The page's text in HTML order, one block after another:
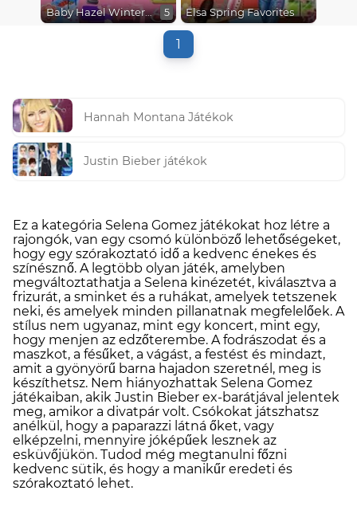
Baby Hazel Winter Fashion 5 Elsa Spring Favorites
1
Hannah Montana Játékok
Justin Bieber játékok
Ez a kategória Selena Gomez játékokat hoz létre a
rajongók, van egy csomó különböző lehetőségeket,
hogy egy szórakoztató idő a kedvenc énekes és
színésznő. A legtöbb olyan játék, amelyben
megváltoztathatja a Selena kinézetét, kiválasztva a
frizurát, a sminket és a ruhákat, amelyek tetszenek
neki, és amelyek minden pillanatnak megfelelőek. A
stílus nem ugyanaz, mint egy koncert, mint egy,
hogy menjen az edzőterembe. A fodrászodat és a
maszkot, a fésűket, a vágást, a festést és mindazt,
amit a gyönyörű barna hajadon szeretnél, meg is
készíthetsz. Nem hiányozhattak Selena Gomez
játékaiban, akik Justin Bieber ex-barátjával jelentek
meg, amikor a divatpár volt. Csókokat játszhatsz
anélkül, hogy a paparazzi látná őket, vagy
elképzelni, mennyire jóképűek lesznek az
esküvőjükön. Tudod még megtanulni főzni
kedvenc sütik, és hogy a manikűr eredeti és
szórakoztató lehet.